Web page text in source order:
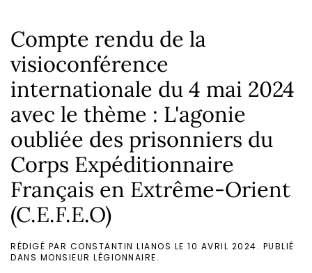
Compte rendu de la
visioconférence
internationale du 4 mai 2024
avec le thème : L'agonie
oubliée des prisonniers du
Corps Expéditionnaire
Français en Extrême-Orient
(C.E.F.E.O)
RÉDIGÉ PAR CONSTANTIN LIANOS LE 10 AVRIL 2024. PUBLIÉ
DANS MONSIEUR LÉGIONNAIRE.